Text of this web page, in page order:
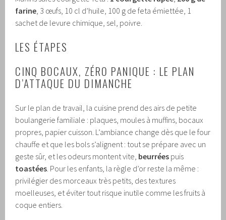
farine , 3 œufs, 10 cl d’huile, 100 g de feta émiettée, 1
sachet de levure chimique, sel, poivre.
LES ÉTAPES
CINQ BOCAUX, ZÉRO PANIQUE : LE PLAN
D’ATTAQUE DU DIMANCHE
Sur le plan de travail, la cuisine prend des airs de petite
boulangerie familiale : plaques, moules à muffins, bocaux
propres, papier cuisson. L’ambiance change dès que le four
chauffe et que les bols s’alignent : tout se prépare avec un
geste sûr, et les odeurs montent vite, beurrées puis
toastées . Pour les enfants, la règle d’or reste la même :
privilégier des morceaux très petits, des textures
moelleuses, et éviter tout risque inutile comme les fruits à
coque entiers.